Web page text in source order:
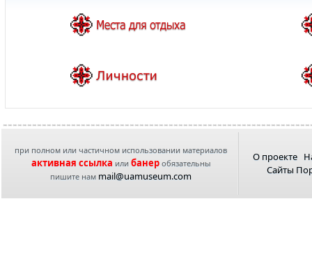
при полном или частичном использовании материалов
активная ссылка или банеробязательны
пишите нам mail@uamuseum.com
О проекте
Сайты